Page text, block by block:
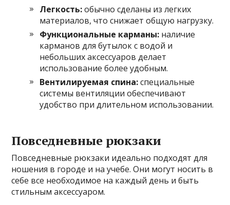
Легкость:обычно сделаны из легких
материалов, что снижает общую нагрузку.
Функциональные карманы: наличие
карманов для бутылок с водой и
небольших аксессуаров делает
использование более удобным.
Вентилируемая спина:специальные
системы вентиляции обеспечивают
удобство при длительном использовании.
Повседневные рюкзаки
Повседневные рюкзаки идеально подходят для
ношения в городе и на учебе. Они могут носить в
себе все необходимое на каждый день и быть
стильным аксессуаром.